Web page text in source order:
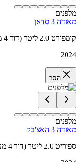
מלפנים
מאזדה 3 סדאן
קומפורט 2.0 ליטר (דור 4 מעודכן)
2024
הסר
מלפנים
מאזדה 3 האצ'בק
ספיריט 2.0 ליטר (דור 4 מעודכן)